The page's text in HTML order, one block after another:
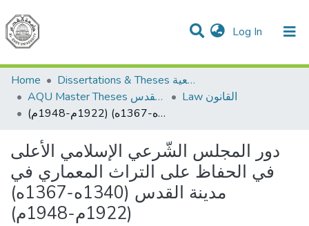
Log In (current)
Communities & Collections
All of DSpace
Home
Dissertations & Theses الرسائل الجامعية
AQU Master Theses الرسائل الجامعية الخاصة بجامعة القدس
Law القانون
دور المجلس الشّرعي الإسلامي الأعلى في الحفاظ على التراث المعماري في مدينة القدس (1340ه-1367ه) (1922م-1948م)
دور المجلس الشّرعي الإسلامي الأعلى
في الحفاظ على التراث المعماري في
مدينة القدس (1340ه-1367ه)
(1922م-1948م)